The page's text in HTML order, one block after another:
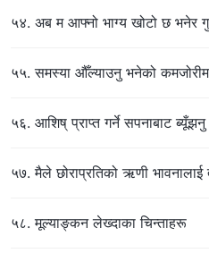
५४. अब म आफ्नो भाग्य खोटो छ भनेर
५५. समस्या औँल्याउनु भनेको
५६. आशिष् प्राप्त गर्ने सपनाबाट ब्यूँझनु
५७. मैले छोराप्रतिको ऋणी भावनालाई
५८. मूल्याङ्कन लेख्दाका चिन्ताहरू